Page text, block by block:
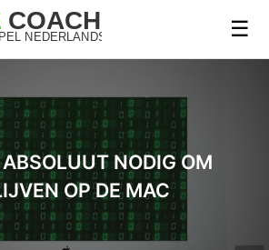
☰
NODIG OM
OP DE MAC